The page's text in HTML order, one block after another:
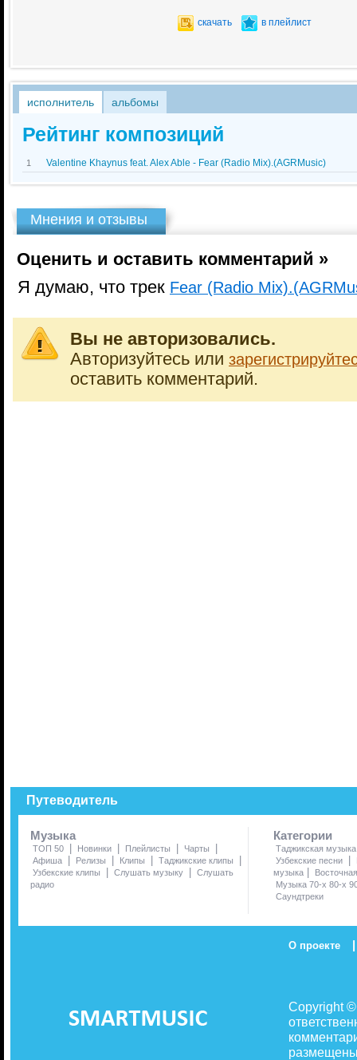
скачать в плейлист
исполнитель альбомы
Рейтинг композиций
1 Valentine Khaynus feat. Alex Able - Fear (Radio Mix).(AGRMusic)
Мнения и отзывы
Оценить и оставить комментарий »
Я думаю, что трек Fear (Radio
Вы не авторизовались.
Авторизуйтесь или
оставить комментарий.
Путеводитель
Музыка
ТОП 50 | Новинки | Плейлисты | Чарты |
Афиша | Релизы | Клипы | Таджикские клипы |
Узбекские клипы | Слушать музыку | Слушать
радио
Категории
Таджикская музыка
Узбекские песни
|
музыка |
Музыка 70-х 80-х
Саундтреки
О проекте |
Copyright
размещены